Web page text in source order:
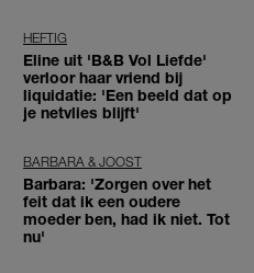
HEFTIG
Eline uit 'B&B Vol Liefde'
verloor haar vriend bij
liquidatie: 'Een beeld dat op
je netvlies blijft'
BARBARA & JOOST
Barbara: 'Zorgen over het
feit dat ik een oudere
moeder ben, had ik niet. Tot
nu'